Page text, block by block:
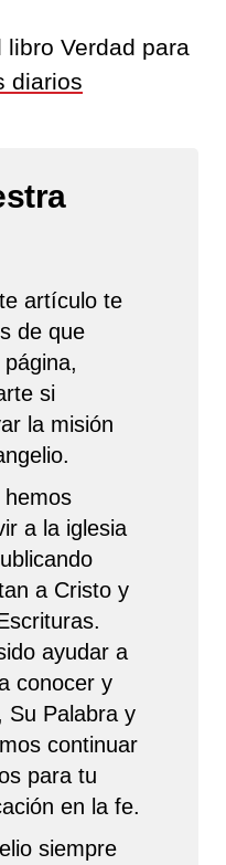
Verdad para
diarios
artículo te
de que
si
la misión
hemos
a la iglesia
a Cristo y
ayudar a
conocer y
Su Palabra y
continuar
para tu
en la fe.
siempre